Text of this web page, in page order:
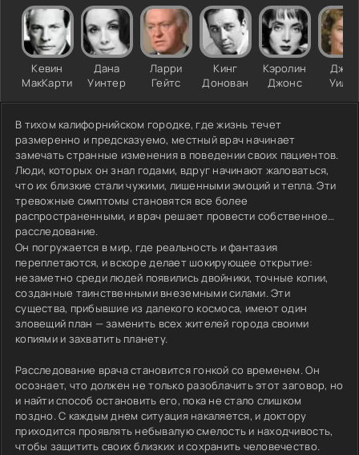
Кевин
МакКарти
Дана
Уинтер
Ларри
Гейтс
Кинг
Донован
Кэролин
Джонс
Джин
Уиллз
В тихом калифорнийском городке, где жизнь течет
размеренно и предсказуемо, местный врач начинает
замечать странные изменения в поведении своих пациентов.
Люди, которых он знал годами, вдруг начинают жаловаться,
что их близкие стали чужими, лишенными эмоций и тепла. Эти
тревожные симптомы становятся все более
распространенными, и врач решает провести собственное
расследование.
Он погружается в мир, где реальность и фантазия
переплетаются, и вскоре делает шокирующее открытие:
незаметно среди людей появились двойники, точные копии,
созданные таинственными внеземными силами. Эти
существа, прибывшие из далекого космоса, имеют один
зловещий план — заменить всех жителей города своими
копиями и захватить планету.
Расследование врача становится гонкой со временем. Он
осознает, что должен не только разоблачить этот заговор, но
и найти способ остановить его, пока не стало слишком
поздно. С каждым днем ситуация накаляется, и доктору
приходится проявлять небывалую смелость и находчивость,
чтобы защитить своих близких и сохранить человечество.